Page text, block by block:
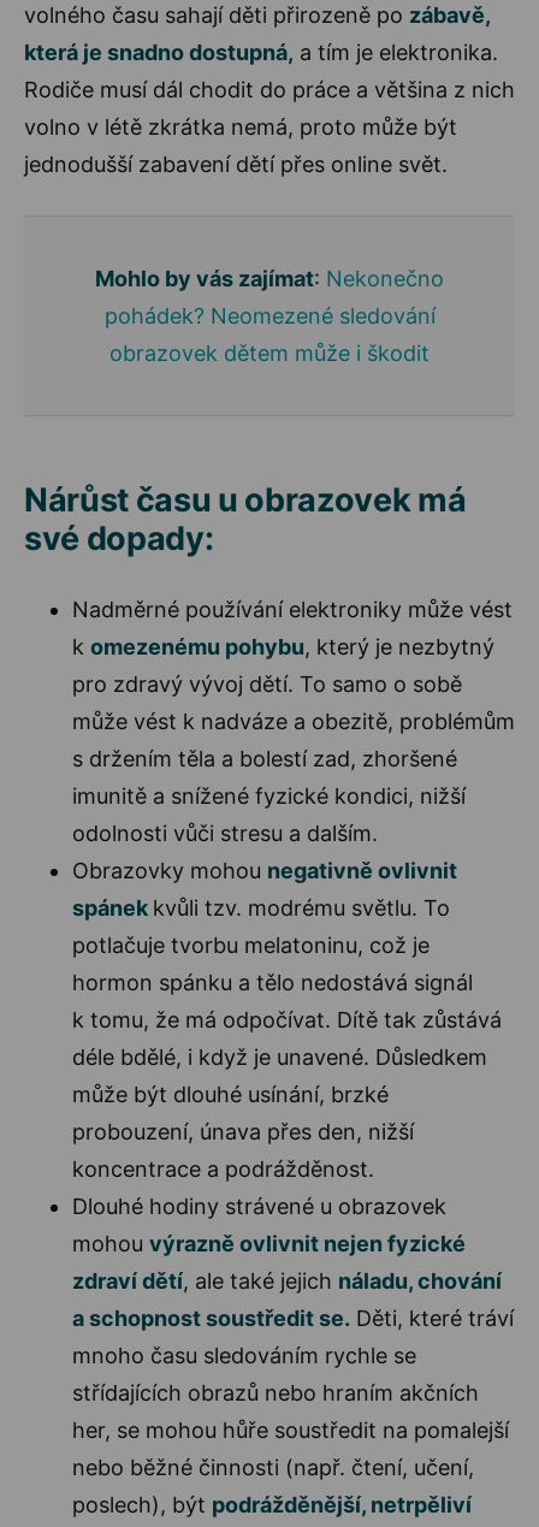
volného času sahají děti přirozeně po zábavě,
která je snadno dostupná, a tím je elektronika.
Rodiče musí dál chodit do práce a většina z nich
volno v létě zkrátka nemá, proto může být
jednodušší zabavení dětí přes online svět.
Mohlo by vás zajímat: Nekonečno
pohádek? Neomezené sledování
obrazovek dětem může i škodit
Nárůst času u obrazovek má
své dopady:
Nadměrné používání elektroniky může vést
k omezenému pohybu, který je nezbytný
pro zdravý vývoj dětí. To samo o sobě
může vést k nadváze a obezitě, problémům
s držením těla a bolestí zad, zhoršené
imunitě a snížené fyzické kondici, nižší
odolnosti vůči stresu a dalším.
Obrazovky mohou negativně ovlivnit
spánek kvůli tzv. modrému světlu. To
potlačuje tvorbu melatoninu, což je
hormon spánku a tělo nedostává signál
k tomu, že má odpočívat. Dítě tak zůstává
déle bdělé, i když je unavené. Důsledkem
může být dlouhé usínání, brzké
probouzení, únava přes den, nižší
koncentrace a podrážděnost.
Dlouhé hodiny strávené u obrazovek
mohou výrazně ovlivnit nejen fyzické
zdraví dětí, ale také jejich náladu, chování
a schopnost soustředit se. Děti, které tráví
mnoho času sledováním rychle se
střídajících obrazů nebo hraním akčních
her, se mohou hůře soustředit na pomalejší
nebo běžné činnosti (např. čtení, učení,
poslech), být podrážděnější, netrpěliví